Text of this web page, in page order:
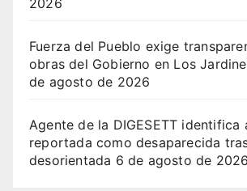
Fuerza del Pueblo exige
obras del Gobierno en Los
de agosto de 2026
Agente de la DIGESETT identifica
reportada como desaparecida
desorientada 6 de agosto de 2026